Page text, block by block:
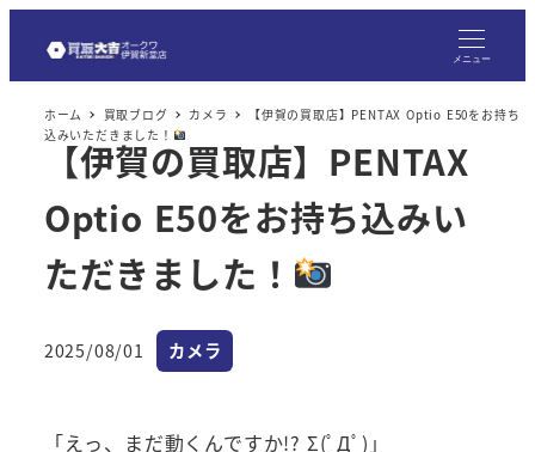
メニュー
ホーム 買取ブログ カメラ
【伊賀の買取店】PENTAX Optio E50をお持ち
込みいただきました！
【伊賀の買取店】PENTAX
Optio E50をお持ち込みい
ただきました！
投稿日
2025/08/01 カテゴリー
カメラ
「えっ、まだ動くんですか!? Σ(ﾟДﾟ)」